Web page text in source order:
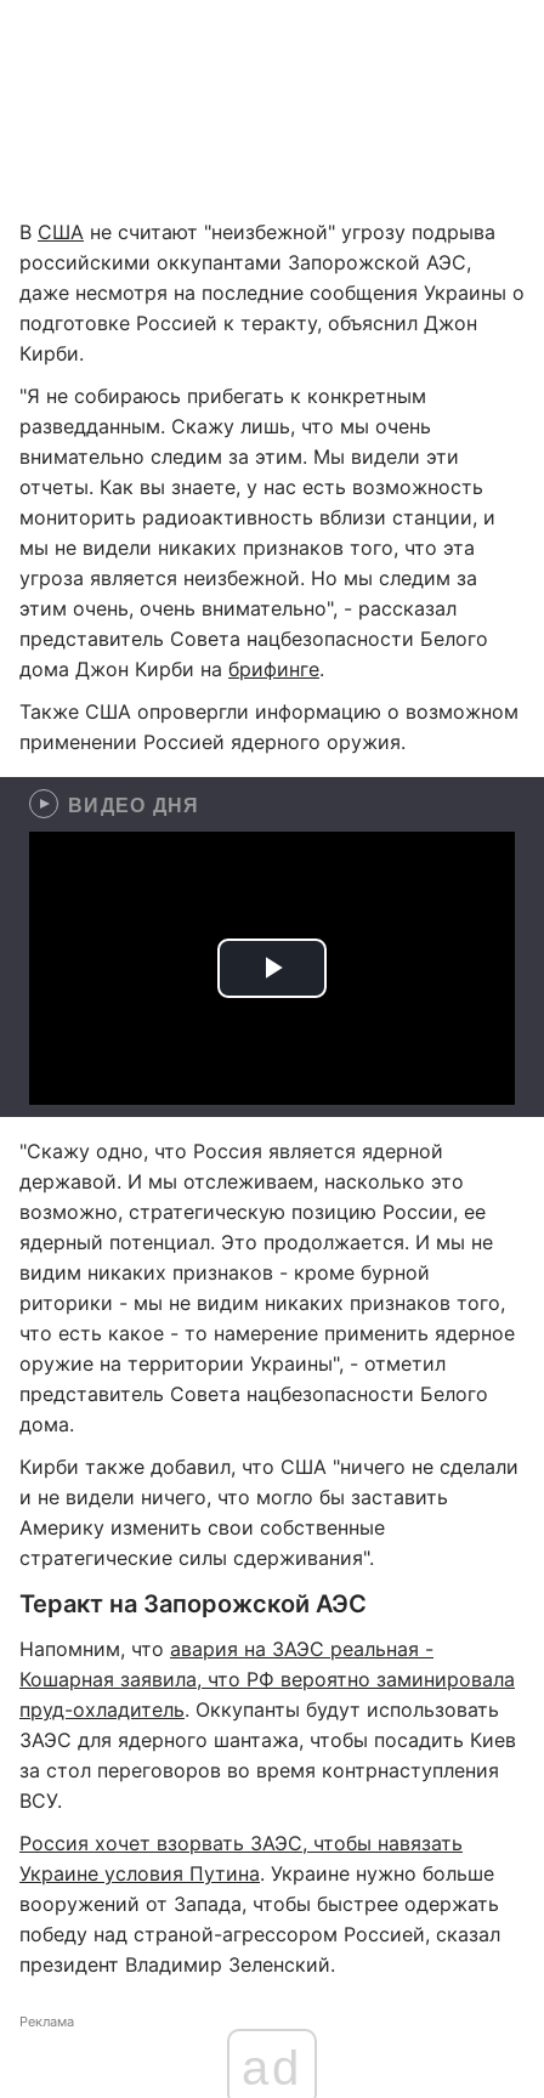
В США не считают "неизбежной" угрозу подрыва
российскими оккупантами Запорожской АЭС,
даже несмотря на последние сообщения Украины о
подготовке Россией к теракту, объяснил Джон
Кирби.
"Я не собираюсь прибегать к конкретным
разведданным. Скажу лишь, что мы очень
внимательно следим за этим. Мы видели эти
отчеты. Как вы знаете, у нас есть возможность
мониторить радиоактивность вблизи станции, и
мы не видели никаких признаков того, что эта
угроза является неизбежной. Но мы следим за
этим очень, очень внимательно", - рассказал
представитель Совета нацбезопасности Белого
дома Джон Кирби на брифинге.
Также США опровергли информацию о возможном
применении Россией ядерного оружия.
ВИДЕО ДНЯ
"Скажу одно, что Россия является ядерной
державой. И мы отслеживаем, насколько это
возможно, стратегическую позицию России, ее
ядерный потенциал. Это продолжается. И мы не
видим никаких признаков - кроме бурной
риторики - мы не видим никаких признаков того,
что есть какое - то намерение применить ядерное
оружие на территории Украины", - отметил
представитель Совета нацбезопасности Белого
дома.
Кирби также добавил, что США "ничего не сделали
и не видели ничего, что могло бы заставить
Америку изменить свои собственные
стратегические силы сдерживания".
Теракт на Запорожской АЭС
Напомним, что авария на ЗАЭС реальная -
Кошарная заявила, что РФ вероятно заминировала
пруд-охладитель. Оккупанты будут использовать
ЗАЭС для ядерного шантажа, чтобы посадить Киев
за стол переговоров во время контрнаступления
ВСУ.
Россия хочет взорвать ЗАЭС, чтобы навязать
Украине условия Путина. Украине нужно больше
вооружений от Запада, чтобы быстрее одержать
победу над страной-агрессором Россией, сказал
президент Владимир Зеленский.
Реклама
ad